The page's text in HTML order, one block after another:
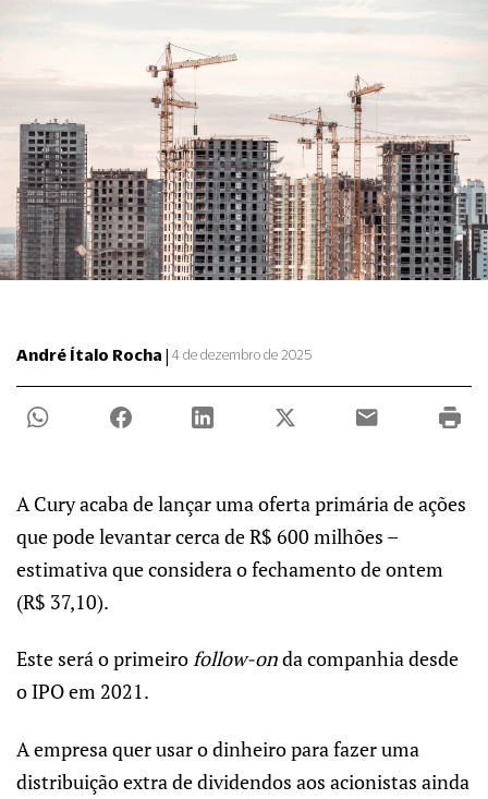
André Ítalo Rocha | 4 de dezembro de 2025
A Cury acaba de lançar uma oferta primária de ações
que pode levantar cerca de R$ 600 milhões –
estimativa que considera o fechamento de ontem
(R$ 37,10).
Este será o primeirofollow-onda companhia desde
o IPO em 2021.
A empresa quer usar o dinheiro para fazer uma
distribuição extra de dividendos aos acionistas ainda